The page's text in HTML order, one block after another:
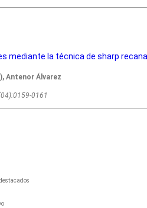
mediante la técnica de sharp
Antenor Álvarez
0161